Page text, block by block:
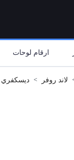
ارقام لوحات
لاند روفر